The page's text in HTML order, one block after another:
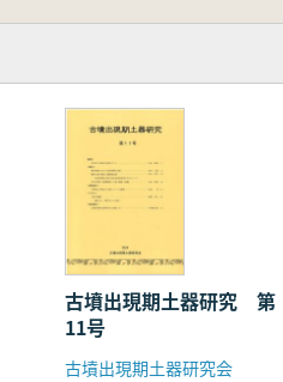
古墳出現期土器研究 第
11号
古墳出現期土器研究会